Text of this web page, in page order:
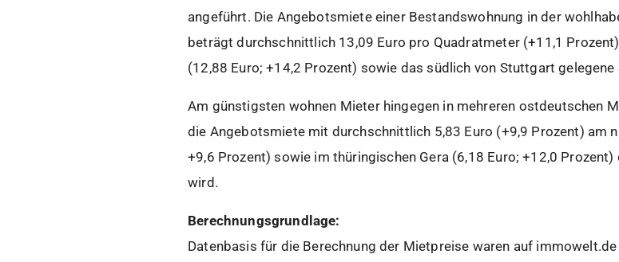
angeführt. Die Angebotsmiete einer Bestandswohnung in der
beträgt durchschnittlich 13,09 Euro pro Quadratmeter (+11,1
(12,88 Euro; +14,2 Prozent) sowie das südlich von Stuttgart
Am günstigsten wohnen Mieter hingegen in mehreren ostdeutschen
die Angebotsmiete mit durchschnittlich 5,83 Euro (+9,9 Prozent) am
+9,6 Prozent) sowie im thüringischen Gera (6,18 Euro; +12,0
wird.
Berechnungsgrundlage:
Datenbasis für die Berechnung der Mietpreise waren auf